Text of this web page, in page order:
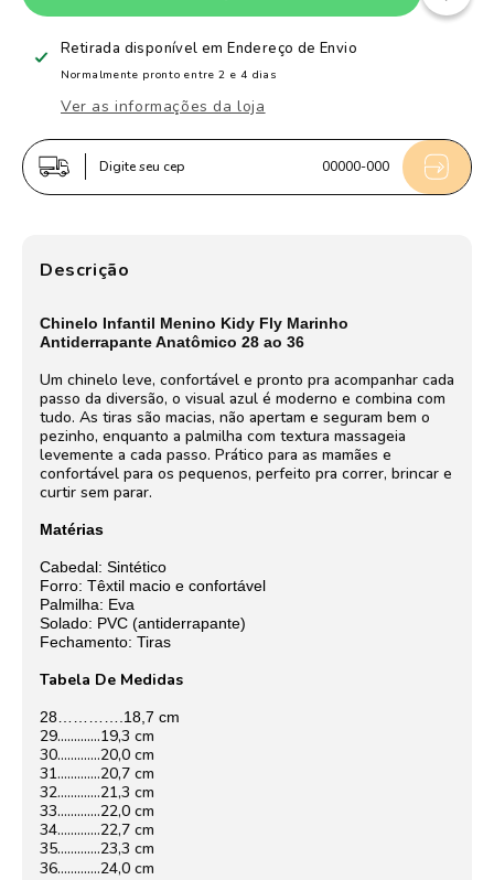
de
Chinelo
Infantil
Menino
Fly
Marinho
Anatômico
de
Chinelo
Infantil
Menino
Marinho
Retirada disponível emEndereço de Envio
Normalmente pronto entre 2 e 4 dias
Ver as informações da loja
Digite seu cep 00000-000
Descrição
Chinelo Infantil Menino Kidy Fly Marinho
Antiderrapante Anatômico 28 ao 36
Um chinelo leve, confortável e pronto pra acompanhar cada
passo da diversão, o visual azul é moderno e combina com
tudo. As tiras são macias, não apertam e seguram bem o
pezinho, enquanto a palmilha com textura massageia
levemente a cada passo. Prático para as mamães e
confortável para os pequenos, perfeito pra correr, brincar e
curtir sem parar.
Matérias
Cabedal: Sintético
Forro: Têxtil macio e confortável
Palmilha: Eva
Solado: PVC (antiderrapante)
Fechamento: Tiras
Tabela De Medidas
28………….18,7 cm
29………….19,3 cm
30………….20,0 cm
31………….20,7 cm
32………….21,3 cm
33………….22,0 cm
34………….22,7 cm
35………….23,3 cm
36………….24,0 cm